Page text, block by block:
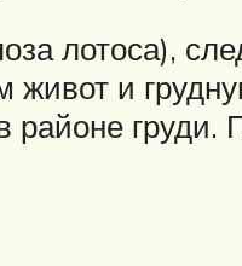
лотоса),
живот и
районе